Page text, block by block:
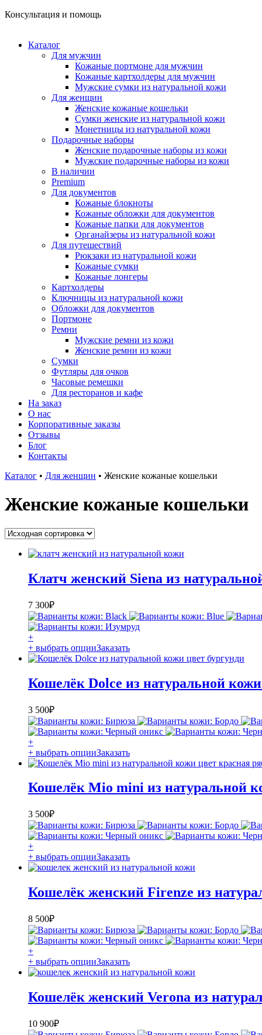
Консультация и помощь
Каталог
Для мужчин
Кожаные портмоне для мужчин
Кожаные картхолдеры для мужчин
Мужские сумки из натуральной кожи
Для женщин
Женские кожаные кошельки
Сумки женские из натуральной кожи
Монетницы из натуральной кожи
Подарочные наборы
Женские подарочные наборы из кожи
Мужские подарочные наборы из кожи
В наличии
Premium
Для документов
Кожаные блокноты
Кожаные обложки для документов
Кожаные папки для документов
Органайзеры из натуральной кожи
Для путешествий
Рюкзаки из натуральной кожи
Кожаные сумки
Кожаные лонгеры
Картхолдеры
Ключницы из натуральной кожи
Обложки для документов
Портмоне
Ремни
Мужские ремни из кожи
Женские ремни из кожи
Сумки
Футляры для очков
Часовые ремешки
Для ресторанов и кафе
На заказ
О нас
Корпоративные заказы
Отзывы
Блог
Контакты
Каталог • Для женщин • Женские кожаные кошельки
Женские кожаные кошельки
Клатч женский Siena из
7 300₽
+
+ выбрать опцииЗаказать
Кошелёк Dolce из натуральной
3 500₽
+
+ выбрать опцииЗаказать
Кошелёк Mio mini из натуральной
3 500₽
+
+ выбрать опцииЗаказать
Кошелёк женский Firenze из
8 500₽
+
+ выбрать опцииЗаказать
Кошелёк женский Verona из
10 900₽